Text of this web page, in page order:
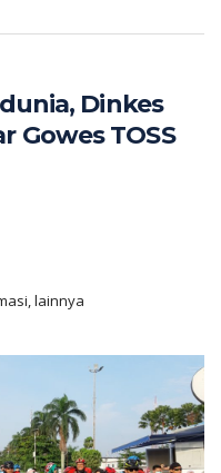
Dinkes
Gowes TOSS
lainnya